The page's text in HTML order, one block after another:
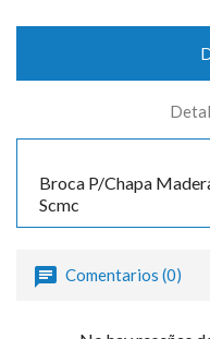
Broca P/Chapa
Scmc
Comentarios (0)